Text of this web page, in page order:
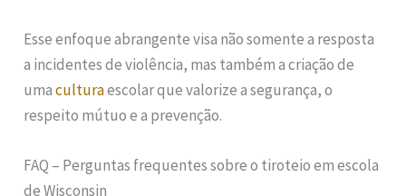
Esse enfoque abrangente visa não somente a resposta
a incidentes de violência, mas também a criação de
umaculturaescolar que valorize a segurança, o
respeito mútuo e a prevenção.
FAQ – Perguntas frequentes sobre o tiroteio em escola
de Wisconsin